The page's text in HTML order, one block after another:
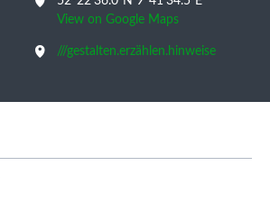
View on Google Maps
///gestalten.erzählen.hinweise